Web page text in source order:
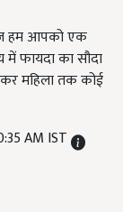
हम आपको एक
फायदा का सौदा
महिला तक कोई
AM IST